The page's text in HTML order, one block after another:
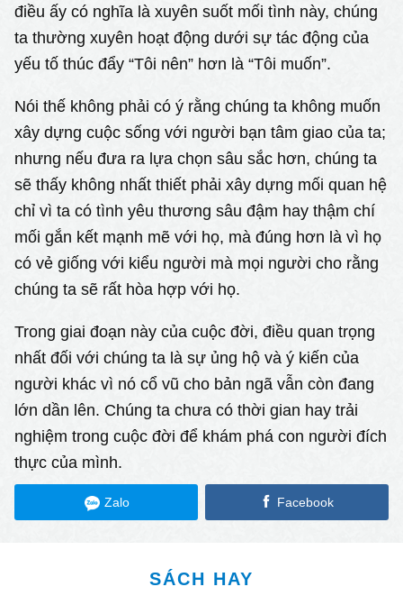
điều ấy có nghĩa là xuyên suốt mối tình này, chúng
ta thường xuyên hoạt động dưới sự tác động của
yếu tố thúc đẩy “Tôi nên” hơn là “Tôi muốn”.
Nói thế không phải có ý rằng chúng ta không muốn
xây dựng cuộc sống với người bạn tâm giao của ta;
nhưng nếu đưa ra lựa chọn sâu sắc hơn, chúng ta
sẽ thấy không nhất thiết phải xây dựng mối quan hệ
chỉ vì ta có tình yêu thương sâu đậm hay thậm chí
mối gắn kết mạnh mẽ với họ, mà đúng hơn là vì họ
có vẻ giống với kiểu người mà mọi người cho rằng
chúng ta sẽ rất hòa hợp với họ.
Trong giai đoạn này của cuộc đời, điều quan trọng
nhất đối với chúng ta là sự ủng hộ và ý kiến của
người khác vì nó cổ vũ cho bản ngã vẫn còn đang
lớn dần lên. Chúng ta chưa có thời gian hay trải
nghiệm trong cuộc đời để khám phá con người đích
thực của mình.
Zalo Facebook
SÁCH HAY